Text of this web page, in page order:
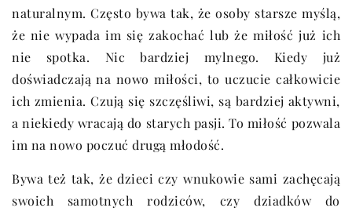
naturalnym. Często bywa tak, że osoby starsze myślą,
że nie wypada im się zakochać lub że miłość już ich
nie spotka. Nic bardziej mylnego. Kiedy już
doświadczają na nowo miłości, to uczucie całkowicie
ich zmienia. Czują się szczęśliwi, są bardziej aktywni,
a niekiedy wracają do starych pasji. To miłość pozwala
im na nowo poczuć drugą młodość.
Bywa też tak, że dzieci czy wnukowie sami zachęcają
swoich samotnych rodziców, czy dziadków do